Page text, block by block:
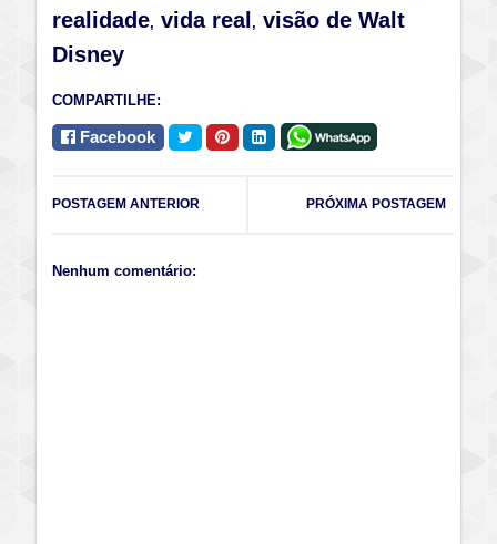
realidade, vida real , visão de Walt
Disney
COMPARTILHE:
Facebook
PRÓXIMA POSTAGEM
POSTAGEM ANTERIOR
Nenhum comentário: